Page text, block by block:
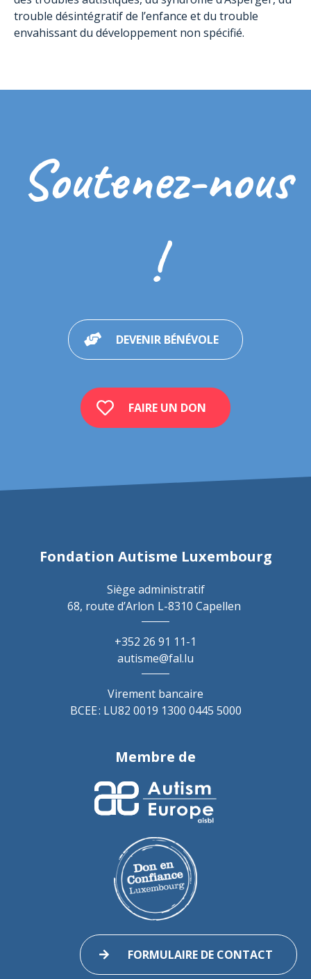
trouble désintégratif de l’enfance et du trouble
envahissant du développement non spécifié.
Soutenez-nous
!
DEVENIR BÉNÉVOLE
FAIRE UN DON
Fondation Autisme Luxembourg
Siège administratif
68, route d’Arlon L-8310 Capellen
+352 26 91 11-1
autisme@fal.lu
Virement bancaire
BCEE : LU82 0019 1300 0445 5000
Membre de
FORMULAIRE DE CONTACT